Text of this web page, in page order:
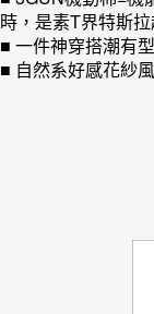
時，是素T界特斯拉
■ 一件神穿搭潮有
■ 自然系好感花紗